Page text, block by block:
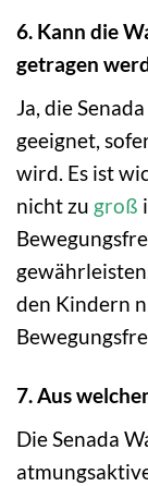
6. Kann die
getragen
Ja, die
geeignet,
wird. Es ist
nicht zu groß
den Kindern
7. Aus
Die Senada